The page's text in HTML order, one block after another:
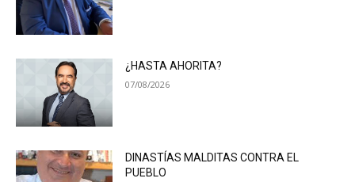
¿HASTA AHORITA?
07/08/2026
DINASTÍAS MALDITAS CONTRA EL
PUEBLO